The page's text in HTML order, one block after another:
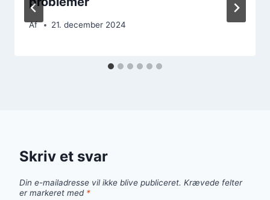
Af 21. december 2024
Skriv et svar
Din e-mailadresse vil ikke blive publiceret. Krævede felter
er markeret med *